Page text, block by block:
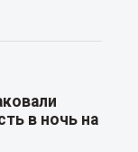
в ночь на